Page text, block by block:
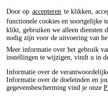
Door op accepteren te klikken,
functionele cookies en soortgelijke
klikt, gebruiken we alleen diensten
nodig zijn voor de uitvoering van
Meer informatie over het gebruik
instellingen te wijzigen, vindt u in
Informatie over de
Informatie over de doeleinden en
gegevensbescherming vind je onze